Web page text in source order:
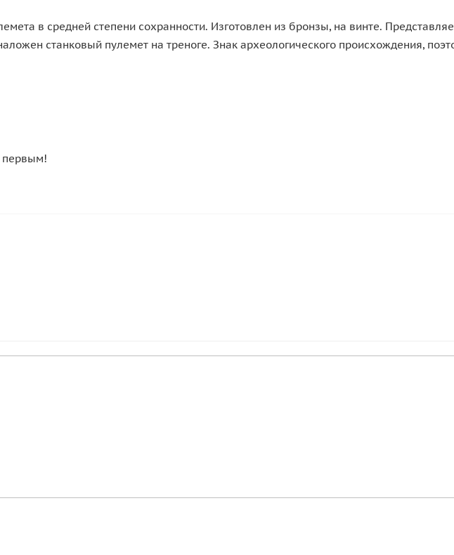
в средней степени сохранности. Изготовлен из бронзы, на винте.
станковый пулемет на треноге. Знак археологического происхождения,
первым!